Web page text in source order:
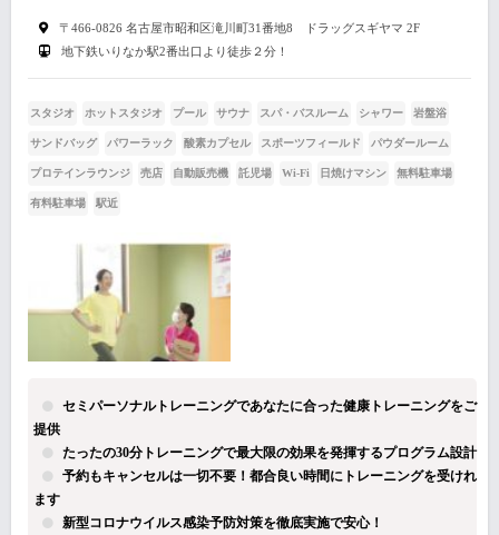
〒466-0826 名古屋市昭和区滝川町31番地8 ドラッグスギヤマ 2F
地下鉄いりなか駅2番出口より徒歩２分！
スタジオ ホットスタジオ プール サウナ スパ・バスルーム シャワー 岩盤浴
サンドバッグ パワーラック 酸素カプセル スポーツフィールド パウダールーム
プロテインラウンジ 売店 自動販売機 託児場 Wi-Fi 日焼けマシン 無料駐車場
有料駐車場 駅近
セミパーソナルトレーニングであなたに合った健康トレーニングをご
提供
たったの30分トレーニングで最大限の効果を発揮するプログラム設計
予約もキャンセルは一切不要！都合良い時間にトレーニングを受けれ
ます
新型コロナウイルス感染予防対策を徹底実施で安心！